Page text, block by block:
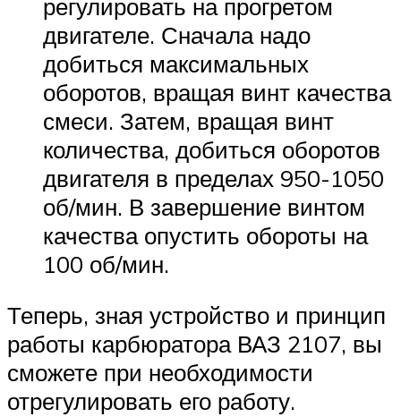
регулировать на прогретом
двигателе. Сначала надо
добиться максимальных
оборотов, вращая винт качества
смеси. Затем, вращая винт
количества, добиться оборотов
двигателя в пределах 950-1050
об/мин. В завершение винтом
качества опустить обороты на
100 об/мин.
Теперь, зная устройство и принцип
работы карбюратора ВАЗ 2107, вы
сможете при необходимости
отрегулировать его работу.